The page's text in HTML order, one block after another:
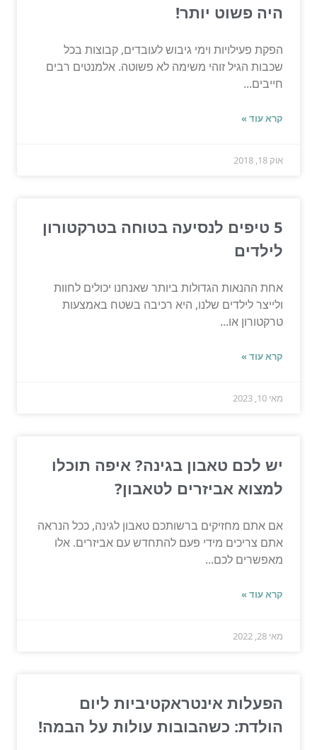
היה פשוט יותר!
הפקת פעילויות וימי גיבוש לעובדים, קבוצות בכל
שכבות הגיל זוהי משימה לא פשוטה. אלמנטים רבים
חייבים...
קרא עוד »
אוק 18, 2018
5 טיפים לנסיעה בטוחה בטרקטורון
לילדים
אחת ההנאות הגדולות ביותר שאנחנו יכולים לחוות
ולייצר לילדים שלנו, היא רכיבה בשטח באמצעות
טרקטורון או...
קרא עוד »
מאי 10, 2023
יש לכם טאבון בגינה? איפה תוכלו
למצוא אביזרים לטאבון?
אם אתם מחזיקים ברשותכם טאבון לגינה, ככל הנראה
אתם צריכים מידי פעם להתחדש עם אביזרים. אלו
מאפשרים לכם...
קרא עוד »
מאי 28, 2022
הפעלות אינטראקטיביות ליום
הולדת: כשהבובות עולות על הבמה!